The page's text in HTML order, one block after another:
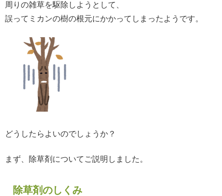
周りの雑草を駆除しようとして、
誤ってミカンの樹の根元にかかってしまったようです。
どうしたらよいのでしょうか？
まず、除草剤についてご説明しました。
除草剤のしくみ